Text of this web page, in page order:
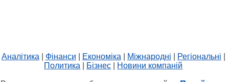
Аналітика Фінанси Економіка Міжнародні Регіональні
Политика
Бізнес Новини компаній